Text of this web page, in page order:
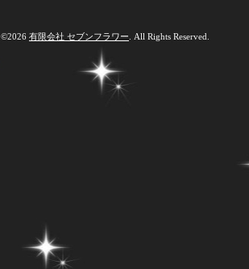
©2026 有限会社 セブンフラワー . All Rights Reserved.